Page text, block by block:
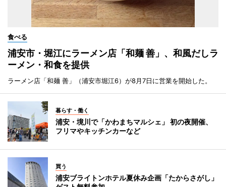
食べる
浦安市・堀江にラーメン店「和麺 善」、和風だしラ
ーメン・和食を提供
ラーメン店「和麺 善」（浦安市堀江6）が8月7日に営業を開始した。
暮らす・働く
浦安・境川で「かわまちマルシェ」 初の夜開催、
フリマやキッチンカーなど
買う
浦安ブライトンホテル夏休み企画「たからさがし」